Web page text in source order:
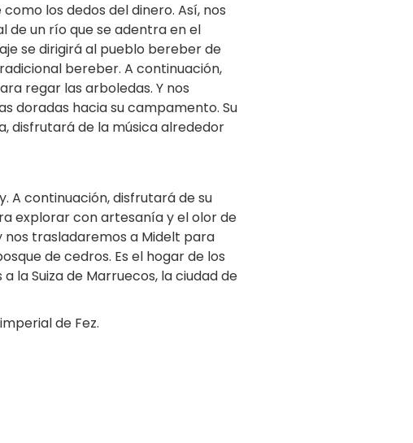
los dedos del dinero. Así, nos
de un río que se adentra en el
se dirigirá al pueblo bereber de
bereber. A continuación,
regar las arboledas. Y nos
doradas hacia su campamento. Su
disfrutará de la música alrededor
A continuación, disfrutará de su
explorar con artesanía y el olor de
nos trasladaremos a Midelt para
de cedros. Es el hogar de los
la Suiza de Marruecos, la ciudad de
de Fez.